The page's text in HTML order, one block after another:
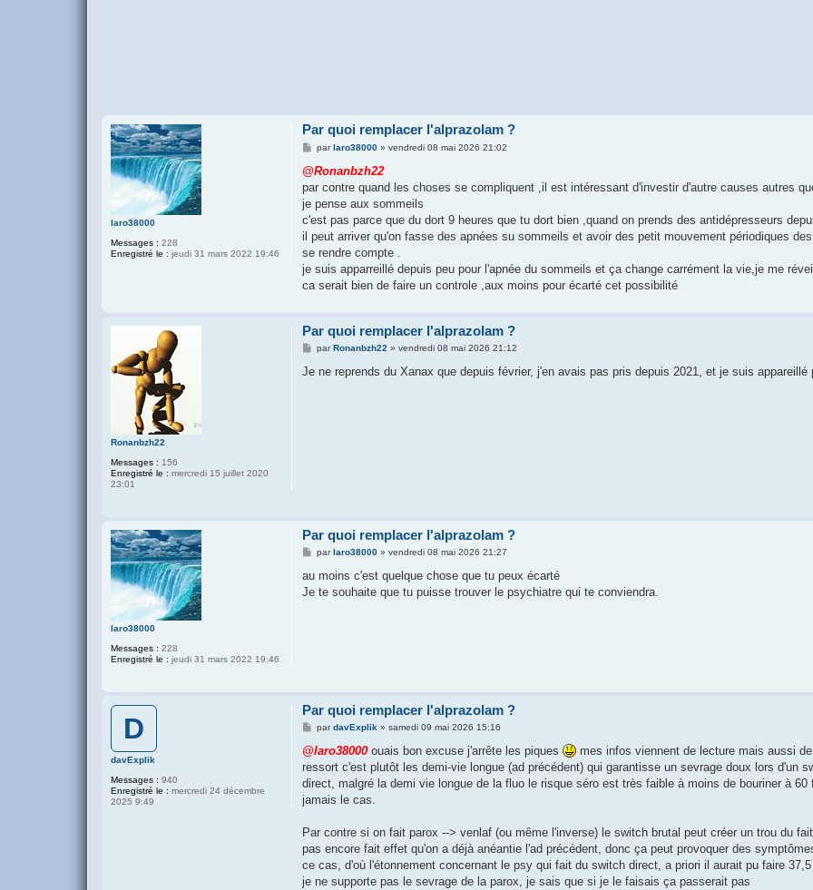
laro38000
Messages : 228
Enregistré le : jeudi 31 mars 2022 19:46
Par quoi remplacer l'alprazolam ?
M
s
a
g
e
parlaro38000» vendredi 08 mai 2026 21:02
@Ronanbzh22
par contre quand les choses se compliquent ,il est intéressant d'investir d'autre causes autres
je pense aux sommeils
c'est pas parce que du dort 9 heures que tu dort bien ,quand on prends des antidépresseurs
il peut arriver qu'on fasse des apnées su sommeils et avoir des petit mouvement périodiques
se rendre compte .
je suis apparreillé depuis peu pour l'apnée du sommeils et ça change carrément la vie,je me
ca serait bien de faire un controle ,aux moins pour écarté cet possibilité
Ronanbzh22
Messages : 156
Enregistré le : mercredi 15 juillet 2020
23:01
Par quoi remplacer l'alprazolam ?
M
s
parRonanbzh22 » vendredi 08 mai 2026 21:12
Je ne reprends du Xanax que depuis février, j'en avais pas pris depuis 2021, et je suis appareillé
laro38000
Messages : 228
Enregistré le : jeudi 31 mars 2022 19:46
Par quoi remplacer l'alprazolam ?
M
s
a
parlaro38000» vendredi 08 mai 2026 21:27
au moins c'est quelque chose que tu peux écarté
Je te souhaite que tu puisse trouver le psychiatre qui te conviendra.
D
davExplik
Messages : 940
Enregistré le : mercredi 24 décembre
2025 9:49
Par quoi remplacer l'alprazolam ?
M
s
a
g
pardavExplik » samedi 09 mai 2026 15:16
@laro38000 ouais bon excuse j'arrête les piques
mes infos viennent de lecture mais aussi
ressort c'est plutôt les demi-vie longue (ad précédent) qui garantisse un sevrage doux lors d'un
direct, malgré la demi vie longue de la fluo le risque séro est très faible à moins de bouriner à
jamais le cas.
Par contre si on fait parox --> venlaf (ou même l'inverse) le switch brutal peut créer un trou du
pas encore fait effet qu'on a déjà anéantie l'ad précédent, donc ça peut provoquer des
ce cas, d'où l'étonnement concernant le psy qui fait du switch direct, a priori il aurait pu faire
je ne supporte pas le sevrage de la parox, je sais que si je le faisais ça passerait pas